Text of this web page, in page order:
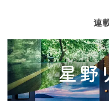
連